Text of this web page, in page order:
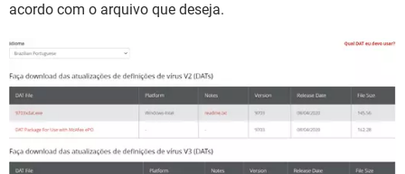
acordo com o arquivo que deseja.